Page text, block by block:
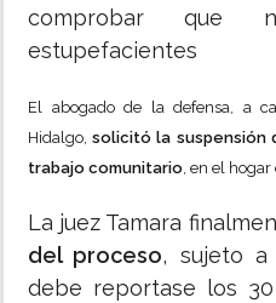
comprobar que
estupefacientes
El abogado de la defensa, a
Hidalgo,solicitó la suspensión
trabajo comunitario, en el hogar
La juez Tamara
del proceso, sujeto
debe reportase los